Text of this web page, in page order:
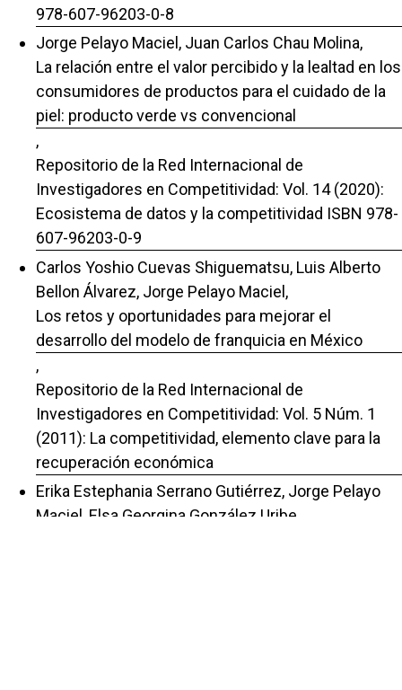
978-607-96203-0-8
Jorge Pelayo Maciel, Juan Carlos Chau Molina,
La relación entre el valor percibido y la lealtad en los
consumidores de productos para el cuidado de la
piel: producto verde vs convencional
,
Repositorio de la Red Internacional de
Investigadores en Competitividad: Vol. 14 (2020):
Ecosistema de datos y la competitividad ISBN 978-
607-96203-0-9
Carlos Yoshio Cuevas Shiguematsu, Luis Alberto
Bellon Álvarez, Jorge Pelayo Maciel,
Los retos y oportunidades para mejorar el
desarrollo del modelo de franquicia en México
,
Repositorio de la Red Internacional de
Investigadores en Competitividad: Vol. 5 Núm. 1
(2011): La competitividad, elemento clave para la
recuperación económica
Erika Estephania Serrano Gutiérrez, Jorge Pelayo
Maciel, Elsa Georgina González Uribe,